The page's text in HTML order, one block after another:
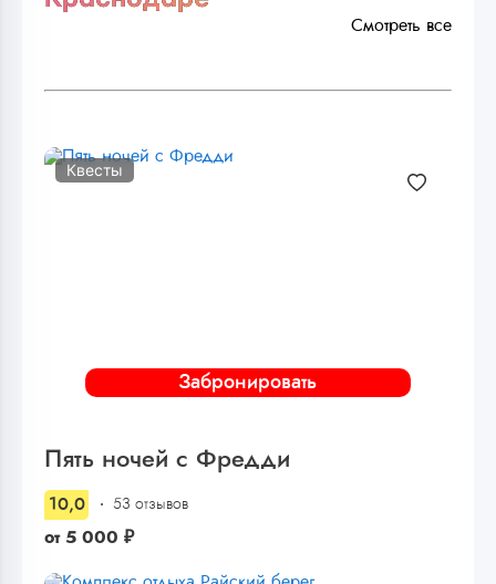
Смотреть все
Забронировать
Квесты
Пять ночей с Фредди
10,0 53 отзывов
от 5 000 ₽